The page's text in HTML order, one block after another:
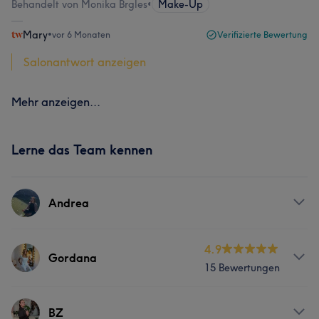
Behandelt von Monika Brgles• Make-Up
Mary•vor 6 Monaten Verifizierte Bewertung
Salonantwort anzeigen
Mehr anzeigen...
Lerne das Team kennen
Andrea
Services
Gordana
4.9
15 Bewertungen
Info
BZ